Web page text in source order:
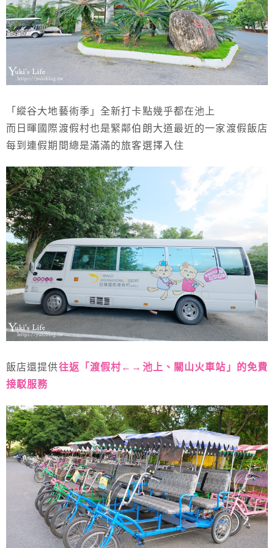
「縱谷大地藝術季」全新打卡點幾乎都在池上
而日暉國際渡假村也是緊鄰伯朗大道最近的一家渡假飯店
每到連假期間總是滿滿的旅客選擇入住
飯店還提供往返「渡假村←→池上、關山火車站」的免費
接駁服務